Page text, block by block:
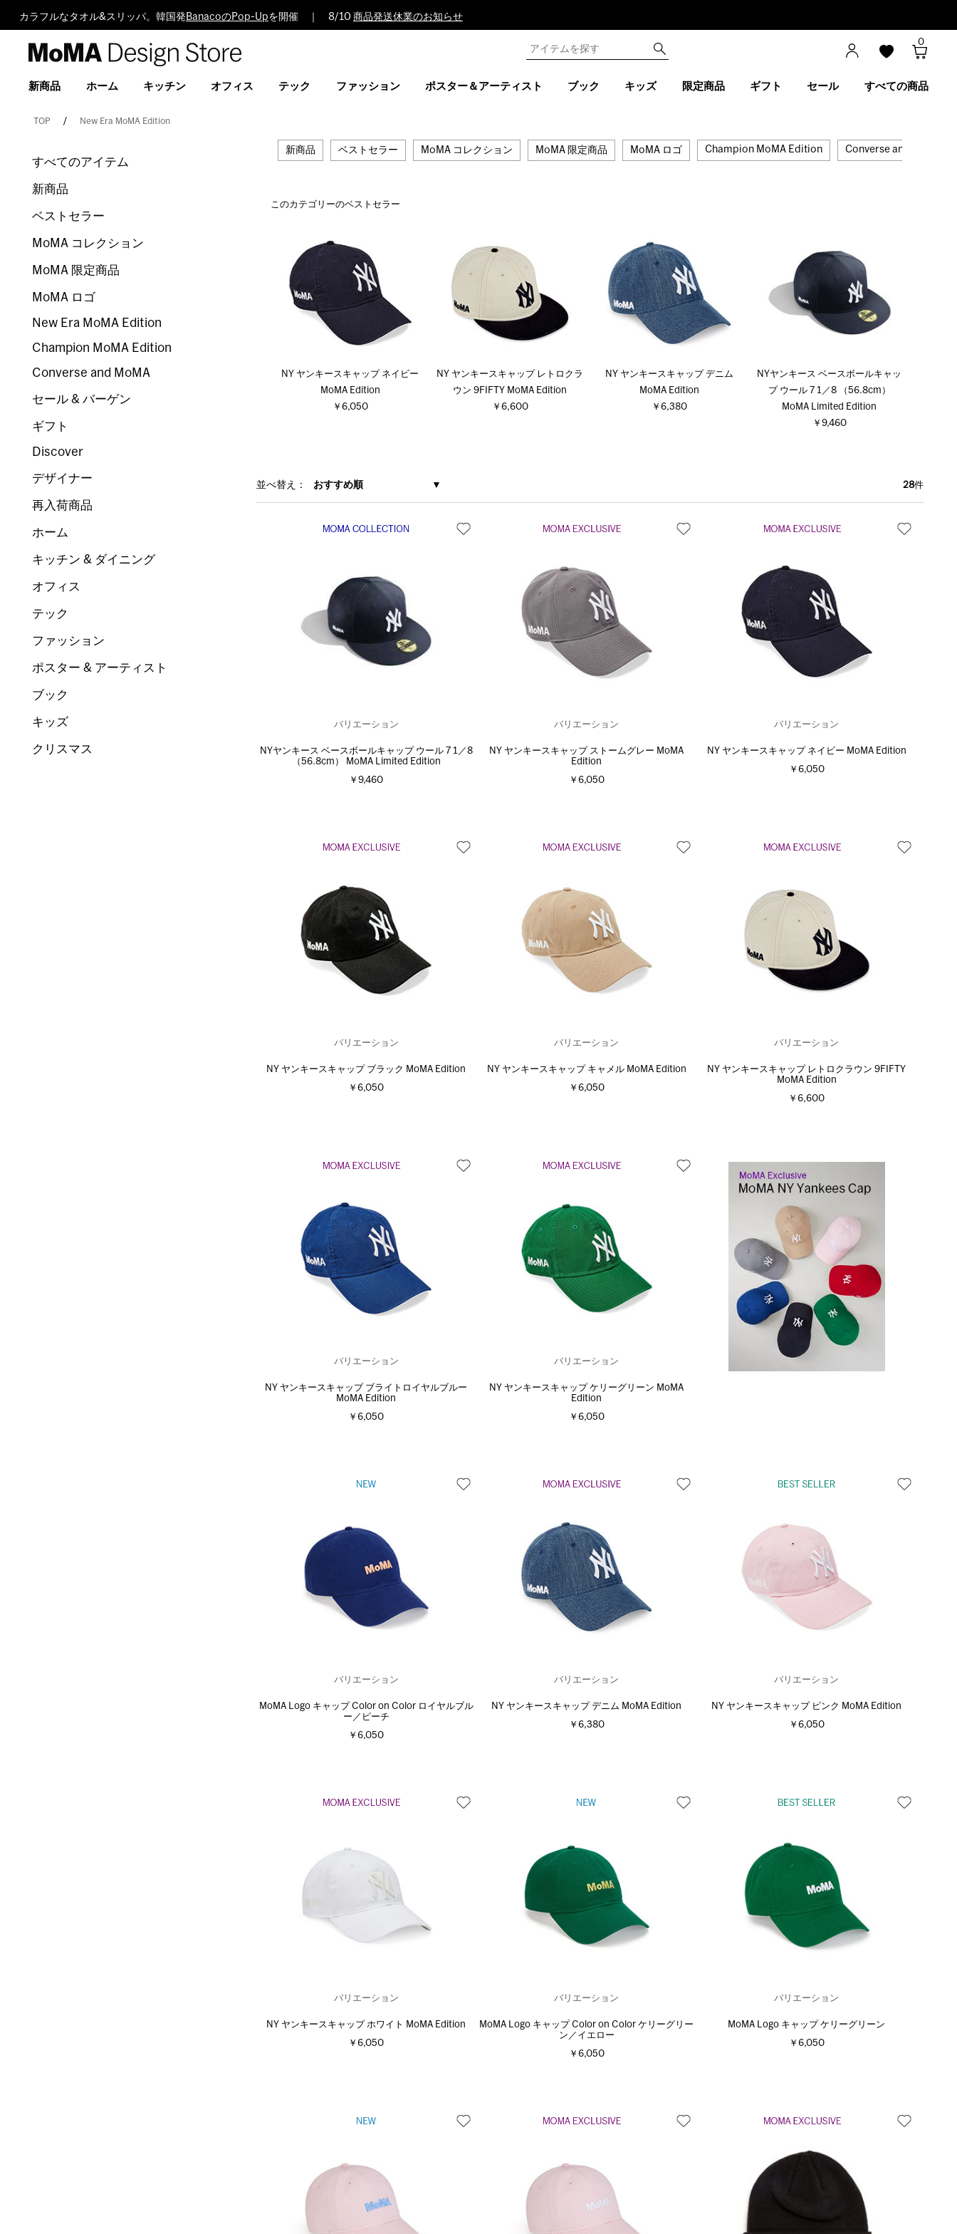
カラフルなタオル&スリッパ。韓国発 BanacoのPop-Upを開催 ｜ 8/10 商品発送休業のお知らせ
Design
0
新商品 ホーム キッチン オフィス テック ファッション ポスター＆アーティスト ブック キッズ 限定商品 ギフト セール すべての商品
TOP New Era MoMA Edition
新商品 ベストセラー MoMA コレクション MoMA 限定商品 MoMA ロゴ Champion MoMA Edition Converse and MoMA
このカテゴリーのベストセラー
NY ヤンキースキャップ ネイビー
MoMA Edition
￥6,050
NY ヤンキースキャップ レトロクラ
ウン 9FIFTY MoMA Edition
￥6,600
NY ヤンキースキャップ デニム
MoMA Edition
￥6,380
NYヤンキース ベースボールキャッ
プ ウール 7 1／8 （56.8cm）
MoMA Limited Edition
￥9,460
並べ替え： おすすめ順 28件
バリエーション
NYヤンキース ベースボールキャップ ウール 7 1／8
（56.8cm） MoMA Limited Edition
￥9,460
バリエーション
NY ヤンキースキャップ ストームグレー MoMA
Edition
￥6,050
バリエーション
NY ヤンキースキャップ ネイビー MoMA Edition
￥6,050
バリエーション
NY ヤンキースキャップ ブラック MoMA Edition
￥6,050
バリエーション
NY ヤンキースキャップ キャメル MoMA Edition
￥6,050
バリエーション
NY ヤンキースキャップ レトロクラウン 9FIFTY
MoMA Edition
￥6,600
バリエーション
NY ヤンキースキャップ ブライトロイヤルブルー
MoMA Edition
￥6,050
バリエーション
NY ヤンキースキャップ ケリーグリーン MoMA
Edition
￥6,050
バリエーション
MoMA Logo キャップ Color on Color ロイヤルブル
ー／ピーチ
￥6,050
バリエーション
NY ヤンキースキャップ デニム MoMA Edition
￥6,380
バリエーション
NY ヤンキースキャップ ピンク MoMA Edition
￥6,050
バリエーション
NY ヤンキースキャップ ホワイト MoMA Edition
￥6,050
バリエーション
MoMA Logo キャップ Color on Color ケリーグリー
ン／イエロー
￥6,050
バリエーション
MoMA Logo キャップ ケリーグリーン
￥6,050
すべてのアイテム
新商品
ベストセラー
MoMA コレクション
MoMA 限定商品
MoMA ロゴ
New Era MoMA Edition
Champion MoMA Edition
Converse and MoMA
セール & バーゲン
ギフト
Discover
デザイナー
再入荷商品
ホーム
キッチン & ダイニング
オフィス
テック
ファッション
ポスター & アーティスト
ブック
キッズ
クリスマス